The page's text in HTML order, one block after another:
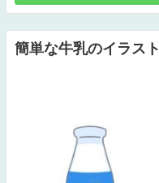
簡単な牛乳のイラスト